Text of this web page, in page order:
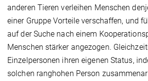
anderen Tieren verleihen Menschen
einer Gruppe Vorteile verschaffen, und
auf der Suche nach einem
Menschen stärker angezogen.
Einzelpersonen ihren eigenen Status,
solchen ranghohen Person